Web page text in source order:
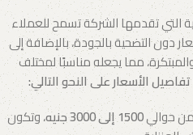
التي تقدمها الشركة تسمح للعملاء
دون التضحية بالجودة، بالإضافة إلى
مما يجعله مناسبًا لمختلف
الأسعار على النحو التالي:
حوالي1500 إلى 3000 جنيه
، وتكون